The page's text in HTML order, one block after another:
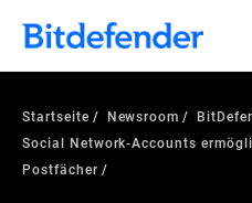
Startseite Newsroom
Social Network-Accounts
Postfächer